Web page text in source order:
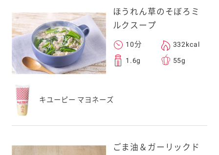
ほうれん草のそぼろミ
ルクスープ
10分 332kcal
1.6g 55g
キユーピー マヨネーズ
ごま油＆ガーリックド